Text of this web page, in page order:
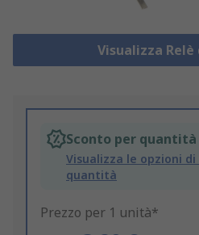
Visualizza Relè
Sconto per
Visualizza le opzioni
quantità
Prezzo per 1 unità*